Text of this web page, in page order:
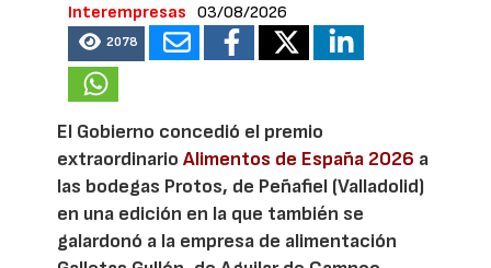
Interempresas
03/08/2026
2078
El Gobierno concedió el premio
extraordinarioAlimentos de España 2026 a
las bodegas Protos, de Peñafiel (Valladolid)
en una edición en la que también se
galardonó a la empresa de alimentación